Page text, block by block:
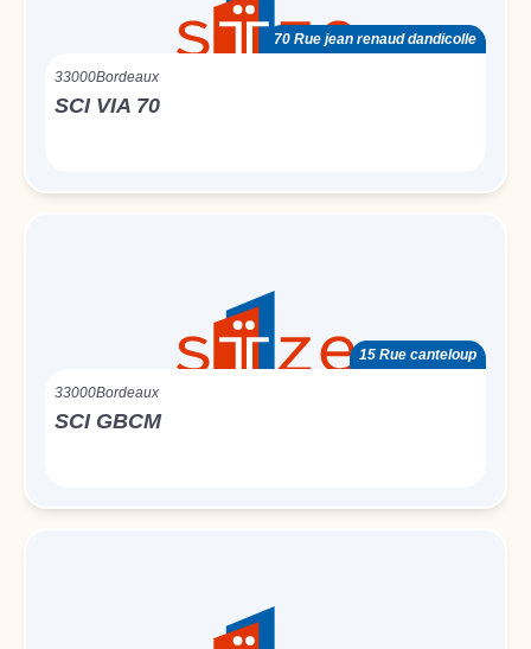
70 Rue jean renaud dandicolle
33000Bordeaux
SCI VIA 70
15 Rue canteloup
33000Bordeaux
SCI GBCM